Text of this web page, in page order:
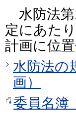
水防法第
定にあた
計画に位
水防法の
画）
委員名簿